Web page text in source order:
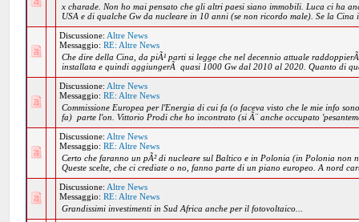
x charade. Non ho mai pensato che gli altri paesi siano immobili. Luca ci ha
USA e di qualche Gw da nucleare in 10 anni (se non ricordo male). Se la
Discussione: Altre News
Messaggio:RE: Altre News
Che dire della Cina, da piÃ¹ parti si legge che nel decennio attuale
installata e quindi aggiungerÃ quasi 1000 Gw dal 2010 al 2020. Quanto di
Discussione: Altre News
Messaggio:RE: Altre News
Commissione Europea per l'Energia di cui fa (o faceva visto che le mie info
fa) parte l'on. Vittorio Prodi che ho incontrato (si Ã¨ anche occupato
Discussione: Altre News
Messaggio:RE: Altre News
Certo che faranno un pÃ² di nucleare sul Baltico e in Polonia (in Polonia non
Queste scelte, che ci crediate o no, fanno parte di un piano europeo. A nord
Discussione: Altre News
Messaggio:RE: Altre News
Grandissimi investimenti in Sud Africa anche per il fotovoltaico...